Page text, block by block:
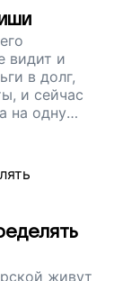
людям с
видит и
в долг,
и сейчас
на одну
где
здоровья,
негде
наш
живут